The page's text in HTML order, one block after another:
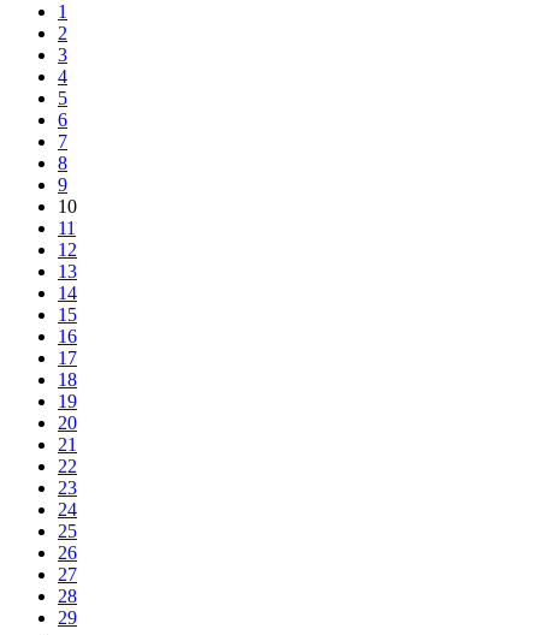
1
2
3
4
5
6
7
8
9
10
11
12
13
14
15
16
17
18
19
20
21
22
23
24
25
26
27
28
29